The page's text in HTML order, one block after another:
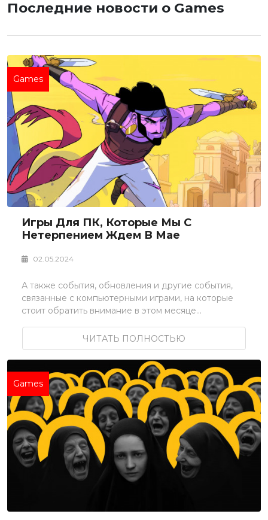
Последние новости о Games
Games
Игры Для ПК, Которые Мы С
Нетерпением Ждем В Мае
02.05.2024
А также события, обновления и другие события,
связанные с компьютерными играми, на которые
стоит обратить внимание в этом месяце...
ЧИТАТЬ ПОЛНОСТЬЮ
Games